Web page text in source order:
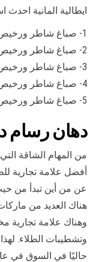
ايطالية المانية احدث
1- صباغ شاطر ورخيص الدوحة
2- صباغ شاطر ورخيص حولي
3- صباغ شاطر ورخيص الفروانية
4- صباغ شاطر ورخيص السرة
5- صباغ شاطر ورخيص الجهراء
دهان رسام
من المهام الشاقة
أفضل علامة تجارية
عن من أين تبدأ من حيث
هناك العديد من
وهناك علامة تجارية
وتشطيبات الطلاء.
حاليًا في السوق في عام